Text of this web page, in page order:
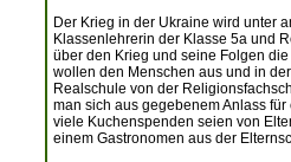
Der Krieg in der Ukraine wird unter
Klassenlehrerin der Klasse 5a und
über den Krieg und seine Folgen
wollen den Menschen aus und in
Realschule von der
man sich aus gegebenem Anlass
viele Kuchenspenden seien von
einem Gastronomen aus der